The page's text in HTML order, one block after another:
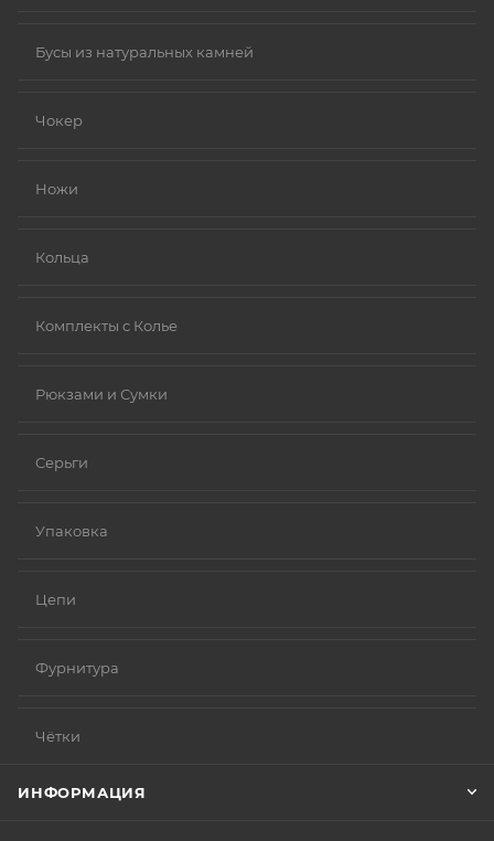
Бусы из натуральных камней
Чокер
Ножи
Кольца
Комплекты с Колье
Рюкзами и Сумки
Серьги
Упаковка
Цепи
Фурнитура
Чётки
ИНФОРМАЦИЯ